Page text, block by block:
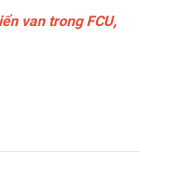
van trong FCU,